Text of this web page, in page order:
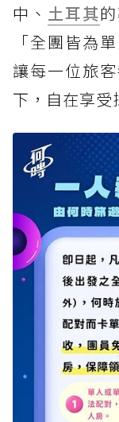
中、 土耳其
「全團皆為
讓每一位旅
下，自在享受